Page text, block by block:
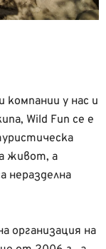
у нас и
Wild Fun се е
живот, а
неразделна
организация на